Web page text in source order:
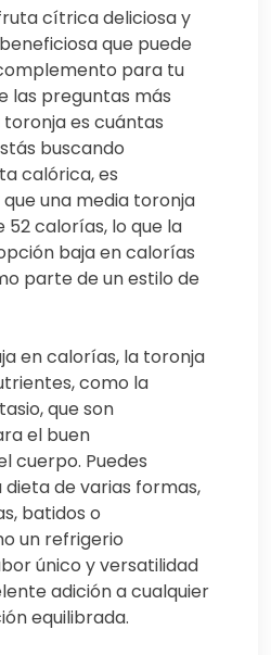
cítrica deliciosa y
que puede
para tu
las preguntas más
es cuántas
buscando
calórica, es
una media toronja
calorías, lo que la
baja en calorías
parte de un estilo de
en calorías, la toronja
como la
que son
el buen
cuerpo. Puedes
de varias formas,
batidos o
un refrigerio
único y versatilidad
adición a cualquier
equilibrada.